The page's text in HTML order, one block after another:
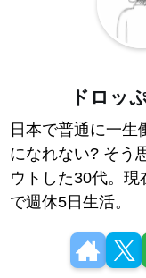
ドロッ
日本で普通に一生
になれない? そう
ウトした30代。現
で週休5日生活。